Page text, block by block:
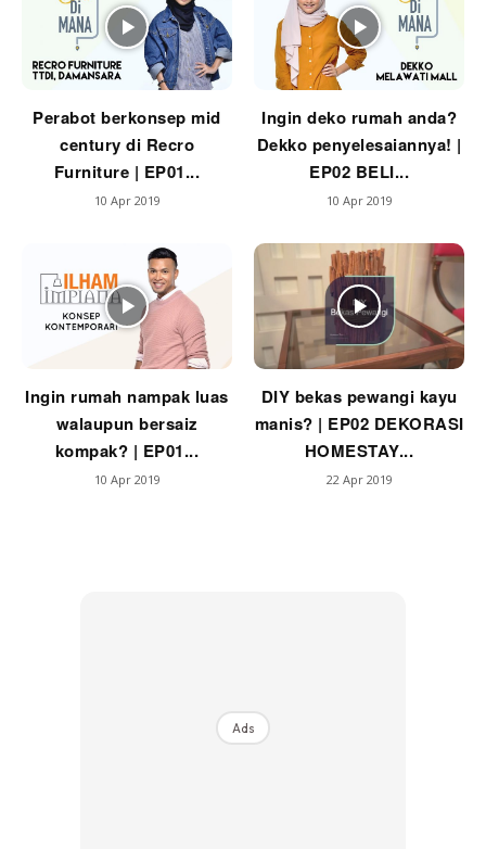
Perabot berkonsep mid
century di Recro
Furniture | EP01...
10 Apr 2019
Ingin deko rumah anda?
Dekko penyelesaiannya! |
EP02 BELI...
10 Apr 2019
Ingin rumah nampak luas
walaupun bersaiz
kompak? | EP01...
10 Apr 2019
DIY bekas pewangi kayu
manis? | EP02 DEKORASI
HOMESTAY...
22 Apr 2019
Ads